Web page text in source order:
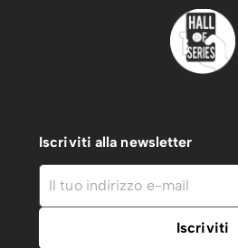
Iscriviti alla newsletter